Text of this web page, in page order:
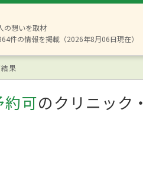
の想いを取材
件の情報を掲載（2026年8月06日現在）
果
約可のクリニック